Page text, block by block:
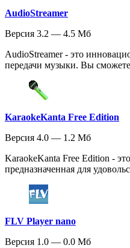
AudioStreamer
Версия 3.2 — 4.5 Мб
AudioStreamer - это
передачи музыки. Вы
KaraokeKanta Free Edition
Версия 4.0 — 1.2 Мб
KaraokeKanta Free Edition -
предназначенная для
FLV Player nano
Версия 1.0 — 0.0 Мб